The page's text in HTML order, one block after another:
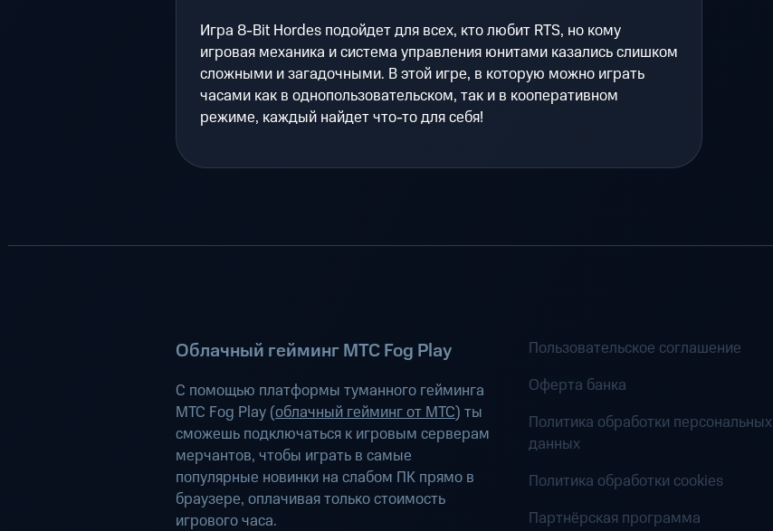
Игра 8-Bit Hordes подойдет для всех, кто любит RTS, но кому
игровая механика и система управления юнитами казались слишком
сложными и загадочными. В этой игре, в которую можно играть
часами как в однопользовательском, так и в кооперативном
режиме, каждый найдет что-то для себя!
Облачный гейминг МТС Fog Play
С помощью платформы туманного гейминга
МТС Fog Play (облачный гейминг от МТС) ты
сможешь подключаться к игровым серверам
мерчантов, чтобы играть в самые
популярные новинки на слабом ПК прямо в
браузере, оплачивая только стоимость
игрового часа.
Пользовательское соглашение
Оферта банка
Политика обработки персональных
данных
Политика обработки cookies
Партнёрская программа